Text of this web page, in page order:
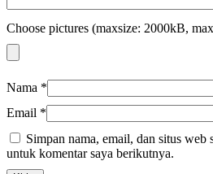
Choose pictures (maxsize: 2000kB,
Nama *
Email *
Simpan nama, email, dan situs web
untuk komentar saya berikutnya.